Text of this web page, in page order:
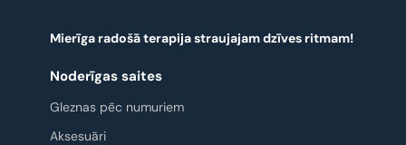
Mierīga radošā terapija straujajam dzīves ritmam!
Noderīgas saites
Gleznas pēc numuriem
Aksesuāri